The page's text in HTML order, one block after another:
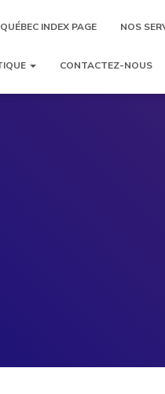
INDEX PAGE NOS
CONTACTEZ-NOUS